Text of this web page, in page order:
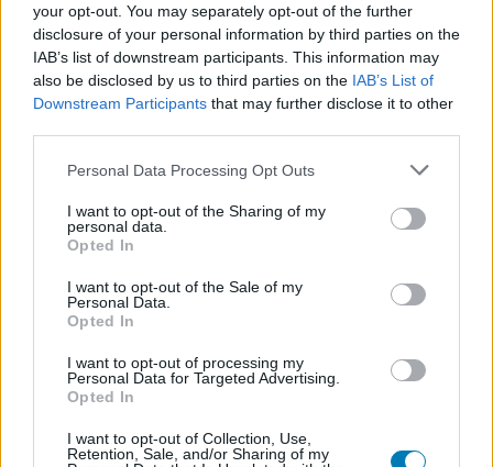
your opt-out. You may separately opt-out of the further
disclosure of your personal information by third parties on the
IAB’s list of downstream participants. This information may
also be disclosed by us to third parties on the IAB’s List of
Downstream Participants that may further disclose it to other
Please note that this website/app uses one or more Google
not limited to your visit or usage behaviour. You may click to
grant or deny consent to Google and its third-party tags to
use your data for below specified purposes in below Google
consent section.
Personal Data Processing Opt Outs
I want to opt-out of the Sharing of my
personal data.
Opted In
I want to opt-out of the Sale of my
Personal Data.
Opted In
I want to opt-out of processing my
Personal Data for Targeted Advertising.
Opted In
I want to opt-out of Collection, Use,
Retention, Sale, and/or Sharing of my
Megnézem
hangulata – Jön a második forduló! (X)
sorozat.
#little nightmares vr: altered echoes
#iconik
#bandai namco entertainment